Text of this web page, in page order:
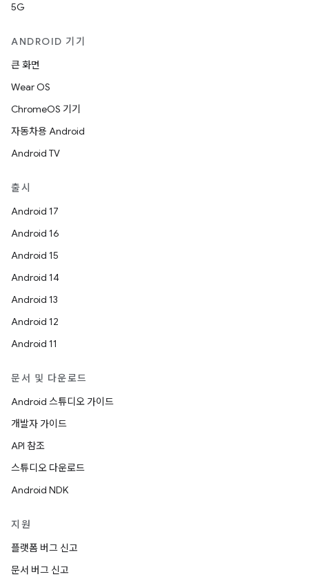
5G
ANDROID 기기
큰 화면
Wear OS
ChromeOS 기기
자동차용 Android
Android TV
출시
Android 17
Android 16
Android 15
Android 14
Android 13
Android 12
Android 11
문서 및 다운로드
Android 스튜디오 가이드
개발자 가이드
API 참조
스튜디오 다운로드
Android NDK
지원
플랫폼 버그 신고
문서 버그 신고